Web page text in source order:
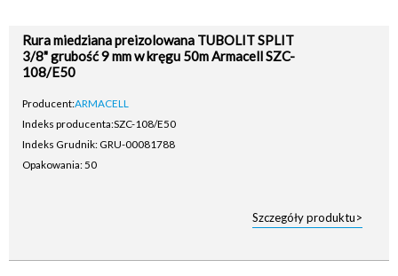
Rura miedziana preizolowana TUBOLIT SPLIT
3/8" grubość 9 mm w kręgu 50m Armacell SZC-
108/E50
Producent:ARMACELL
Indeks producenta:SZC-108/E50
Indeks Grudnik: GRU-00081788
Opakowania: 50
Szczegóły produktu>